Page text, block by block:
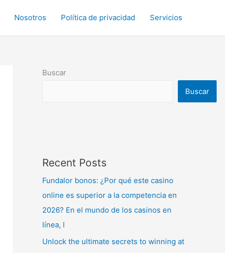
Nosotros Política de privacidad Servicios
Buscar
Buscar
Recent Posts
Fundalor bonos: ¿Por qué este casino
online es superior a la competencia en
2026? En el mundo de los casinos en
línea, l
Unlock the ultimate secrets to winning at